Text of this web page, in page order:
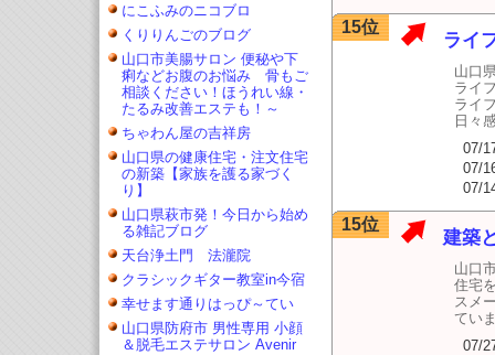
にこふみのニコブロ
くりりんごのブログ
山口市美腸サロン 便秘や下
痢などお腹のお悩み 骨もご
相談ください！ほうれい線・
たるみ改善エステも！～
ちゃわん屋の吉祥房
山口県の健康住宅・注文住宅
の新築【家族を護る家づく
り】
山口県萩市発！今日から始め
る雑記ブログ
天台浄土門 法瀧院
クラシックギター教室in今宿
幸せます通りはっぴ～てい
山口県防府市 男性専用 小顔
＆脱毛エステサロン Avenir
15位
ライ
山口
ライ
ライ
日々
07/
07/
07/
15位
建築
山口
住宅
スメ
てい
07/